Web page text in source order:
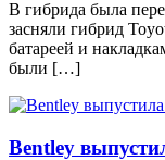
В гибрида была
засняли гибрид
батареей и
были […]
Bentley